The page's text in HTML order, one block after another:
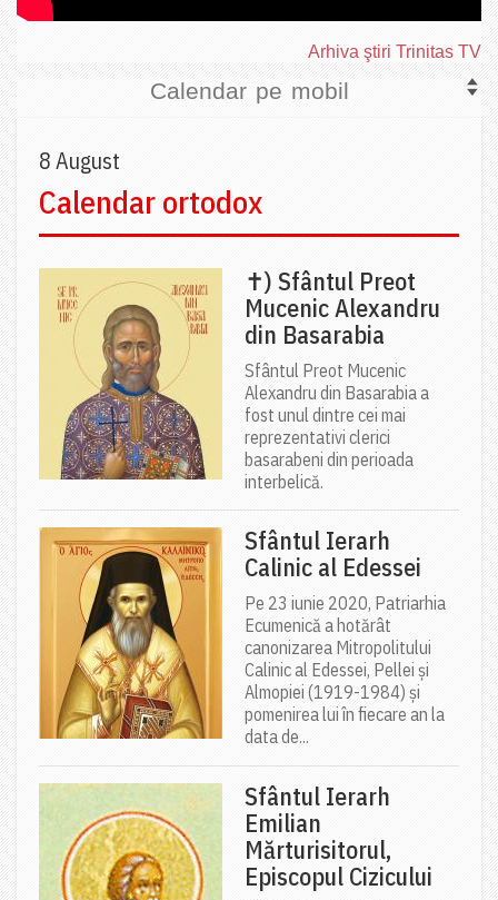
Arhiva ştiri Trinitas TV
Calendar pe mobil
8 August
Calendar ortodox
✝) Sfântul Preot
Mucenic Alexandru
din Basarabia
Sfântul Preot Mucenic
Alexandru din Basarabia a
fost unul dintre cei mai
reprezentativi clerici
basarabeni din perioada
interbelică.
Sfântul Ierarh
Calinic al Edessei
Pe 23 iunie 2020, Patriarhia
Ecumenică a hotărât
canonizarea Mitropolitului
Calinic al Edessei, Pellei și
Almopiei (1919-1984) și
pomenirea lui în fiecare an la
data de...
Sfântul Ierarh
Emilian
Mărturisitorul,
Episcopul Cizicului